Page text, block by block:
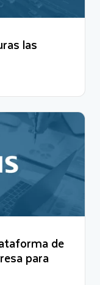
題を解くために
型のエコシステムを
CIO (04.2020-
vez cada 100 años.
coches son ahora
autónoma y
de añadir nuevos
de manera
fue el mayor reto al
Division,
Manager:
a los datos, ya que
automoción, los
recibidos de cada
las
de
para